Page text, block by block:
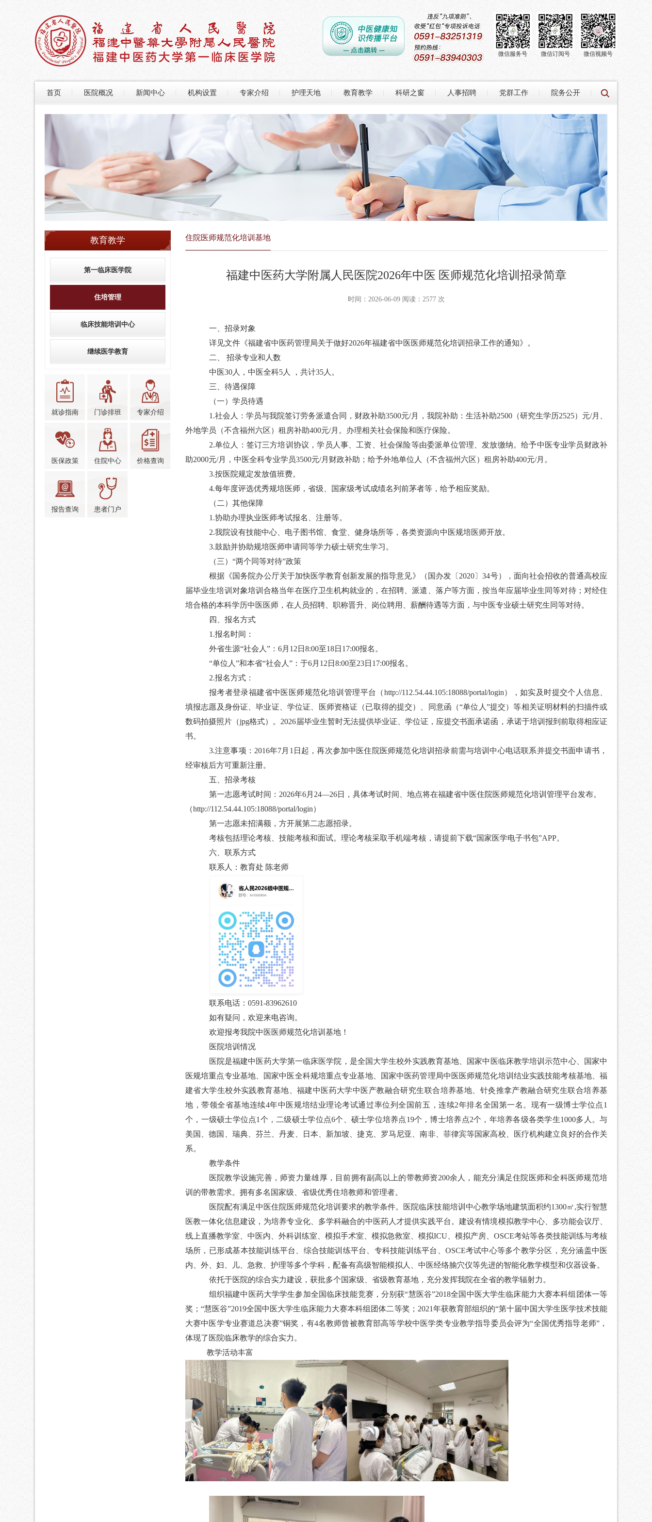
微信视频号
微信订阅号
微信服务号
首页 医院概况 新闻中心 机构设置 专家介绍 护理天地 教育教学 科研之窗 人事招聘 党群工作 院务公开
教育教学
第一临床医学院
住培管理
临床技能培训中心
继续医学教育
就诊指南 门诊排班 专家介绍
医保政策 住院中心 价格查询
报告查询 患者门户
住院医师规范化培训基地
福建中医药大学附属人民医院2026年中医 医师规范化培训招录简章
时间：2026-06-09 阅读：2577 次
一、 招录对象
详见文件《福建省中医药管理局关于做好2026年福建省中医医师规范化培训招录工作的通知》
。
二、
招录专业和人数
中医30人，中医全科5人 ，共计35人。
三、待遇保障
（一） 学员待遇
1.社会人 ：学员与我院签订劳务派遣合同，财政补助3500元/月， 我院补助： 生活补助2500（研究生学历2525） 元/月
外地学员（不含福州 六区）租房补助400元/月。办理相关社会保险和医疗保险。
2.单位人： 签订三方培训协议，学员人事、工资、社会保险等由委派单位管理、发放缴纳。给予中医专业学员财政补
助2000元/月，中医全科专业学员3500元/月财政补助；给予外地单位人（不含福州 六区）租房补助400元/月。
3.按医院规定发放值班费。
4.每年度评选优秀规培医师， 省级、国家级考试成绩名列前茅者等，给予相应奖励。
（二）其他保障
1.协助办理执业医师考试报名、注册等。
2.我院设有技能中心、 电子图书馆、食堂、健身场所等，各类资源向中医规培医师开放。
3.鼓励并协助规培医师申请同等学力硕士研究生学习。
（三） “两个同等对待”政策
根据《国务院办公厅关于加快医学教育创新发展的指导意见》（国办发〔 2020〕34号）， 面向社会招收的普通高校应
届毕业生培训对象培训合格当年在医疗卫生机构就业的，在招聘、派遣、落户等方面，按当年应届毕业生同等对待；对经住
培合格的本科学历中医医师，在人员招聘、职称晋升、岗位聘用、薪酬待遇等方面，与中医专业硕士研究生同等对待。
四、 报名方式
1.报名时间：
外省生源“社会人”： 6月 12 日 8:00至18日 17:00报名。
“单位人 ”和本省“社会人 ”： 于6月 12 日 8:00至23日 17:00报名 。
2.报名方式：
报考者登录福建省中医医师规范化培训管理平台（http://112.54.44.105:18088/portal/login），如实及时提交个人信息、
填报志愿及身份证、毕业证、学位证、医师资格证（已取得的提交）、同意函（“单位人 ”提交）等相关证明材料的扫描件或
数码拍摄照片（jpg格式）。 2026届毕业生暂时无法提供毕业证、学位证，应提交书面承诺函，承诺于培训报到前取得相应证
书。
3.注意事项： 2016年7月 1 日起，再次参加中医住院医师规范化培训招录前需与培训中心电话联系并提交书面申请书，
经审核后方可重新注册。
五、 招录考核
第一志愿考试时间 ： 2026年6月 24—26日， 具体考试时间、地点将在福建省中医住院医师规范化培训管理平台发布。
（http://112.54.44.105:18088/portal/login）
第一志愿未招满额，方开展第二志愿招录。
考核包括理论考核、技能考核和面试。理论考核采取手机端考核，请提前下载“国家医学电子书包”APP。
六、 联系方式
联系人： 教育处 陈老师
联系电话： 0591-83962610
如有疑问，欢迎来电咨询。
欢迎报考我院中医医师规范化培训基地！
医院培训情况
医院是福建中医药大学第一临床医学院，是全国大学生校外实践教育基地、
国家中医临床教学培训示范中心、国家中
医规培重点专业基地、国家中医全科规培重点专业基地、国家中医药管理局中医医师规范化培训结业实践技能考核基地、福
建省大学生校外实践教育基地、福建中医药大学中医产教融合研究生联合培养基地、针灸推拿产教融合研究生联合培养基
地 ，带领全省基地连续4年中医规培结业理论考试通过率位列全国前五，连续2年排名全国第一名。现有一级博士学位点1
个，一级硕士学位点1 个，二级硕士学位点6个、硕士学位培养点19个，博士培养点2个，年培养各级各类学生1000多人。与
美国、德国、瑞典、芬兰、丹麦、日本、新加坡、捷克、罗马尼亚、南非、菲律宾等国家高校、医疗机构建立良好的合作关
系。
教学条件
医院教学设施完善，师资力量雄厚，目前拥有副高以上的带教师资200余人，能充分满足住院医师和全科医师规范培
训的带教需求。拥有多名国家级、省级优秀住培教师和管理者。
医院配有满足中医住院医师规范化培训要求的教学条件。医院临床技能培训中心教学场地建筑面积约1300㎡,实行智慧
医教一体化信息建设，为培养专业化、多学科融合的中医药人才提供实践平台。建设有情境模拟教学中心、多功能会议厅、
线上直播教学室、中医内、外科训练室、模拟手术室、模拟急救室、模拟ICU 、模拟产房、 OSCE考站等各类技能训练与考核
场所，已形成基本技能训练平台、综合技能训练平台、专科技能训练平台、 OSCE考试中心等多个教学分区，充分涵盖中医
内、外、妇、儿、急救、护理等多个学科，配备有高级智能模拟人、中医经络腧穴仪等先进的智能化教学模型和仪器设备。
依托于医院的综合实力建设，获批多个国家级、省级教育基地，充分发挥我院在全省的教学辐射力。
组织福建中医药大学学生参加全国临床技能竞赛，分别获“慧医谷”2018全国中医大学生临床能力大赛本科组团体一等
奖；“慧医谷”2019全国中医大学生临床能力大赛本科组团体二等奖； 2021年获教育部组织的“第十届中国大学生医学技术技能
大赛中医学专业赛道总决赛”铜奖，有4名教师曾被教育部高等学校中医学类专业教学指导委员会评为“全国优秀指导老师”，
体现了医院临床教学的综合实力。
教学活动丰富